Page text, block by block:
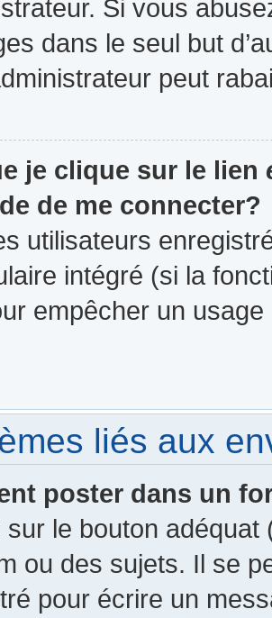
Si vous
dans le seul but
peut
je clique sur le lien
de me connecter?
utilisateurs
intégré (si la
empêcher un
liés aux
poster dans un
sur le bouton
ou des sujets. Il se
pour écrire un